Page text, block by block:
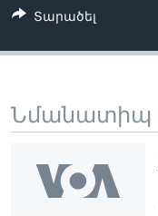
Տարածել
Նմանատիպ